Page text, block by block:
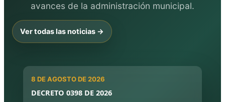
avances de la administración municipal.
Ver todas las noticias →
8 DE AGOSTO DE 2026
DECRETO 0398 DE 2026